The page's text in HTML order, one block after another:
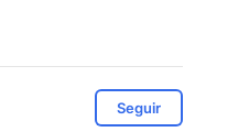
Seguir